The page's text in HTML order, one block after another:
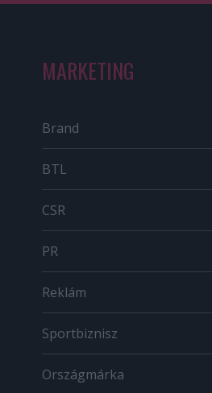
MARKETING
Brand
BTL
CSR
PR
Reklám
Sportbiznisz
Országmárka